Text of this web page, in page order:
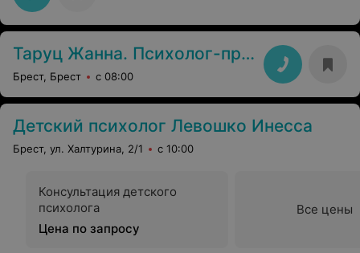
Таруц Жанна. Психолог-практик
Брест, Брест с 08:00
Детский психолог Левошко Инесса
Брест, ул. Халтурина, 2/1 с 10:00
Консультация детского
психолога
Цена по запросу
Все цены